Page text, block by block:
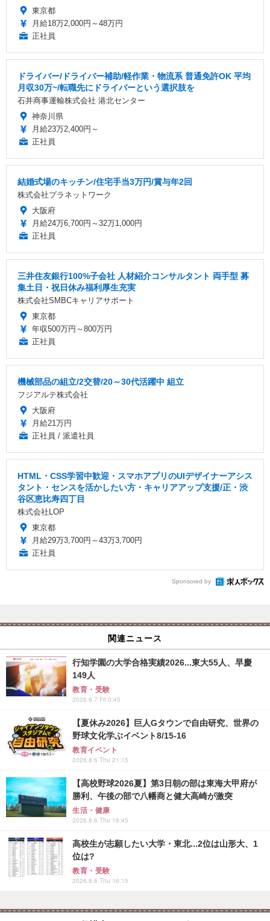
東京都
月給18万2,000円～48万円
正社員
ドライバー/ドライバー補助/軽作業・物流系 普通免許OK 平均
月収30万~/転職先にドライバーという選択肢を
石井商事運輸株式会社 港北センター
神奈川県
月給23万2,400円～
正社員
結婚式場のキッチン/住宅手当3万円/賞与年2回
株式会社プラネットワーク
大阪府
月給24万6,700円～32万1,000円
正社員
三井住友銀行100%子会社 人材紹介コンサルタント 両手型 募
集土日・祝日休み福利厚生充実
株式会社SMBCキャリアサポート
東京都
年収500万円～800万円
正社員
機械部品の組立/2交替/20～30代活躍中 組立
フジアルテ株式会社
大阪府
月給21万円
正社員 / 派遣社員
HTML・CSS学習中歓迎・スマホアプリのUIデザイナーアシス
タント・センスを活かしたい方・キャリアアップ支援/正・渋
谷区恵比寿四丁目
株式会社LOP
東京都
月給29万3,700円～43万3,700円
正社員
Sponsored by
関連ニュース
行知学園の大学合格実績2026...東大55人、早慶
149人
教育・受験
2026.8.7 Fri 0:45
【夏休み2026】巨人Gタウンで自由研究、世界の
野球文化学ぶイベント8/15-16
教育イベント
2026.8.6 Thu 21:15
【高校野球2026夏】第3日朝の部は東海大甲府が
勝利、午後の部で八幡商と健大高崎が激突
生活・健康
2026.8.6 Thu 18:45
高校生が志願したい大学・東北...2位は山形大、1
位は?
教育・受験
2026.8.6 Thu 16:15